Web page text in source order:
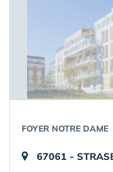
FOYER NOTRE DAME
67061 -